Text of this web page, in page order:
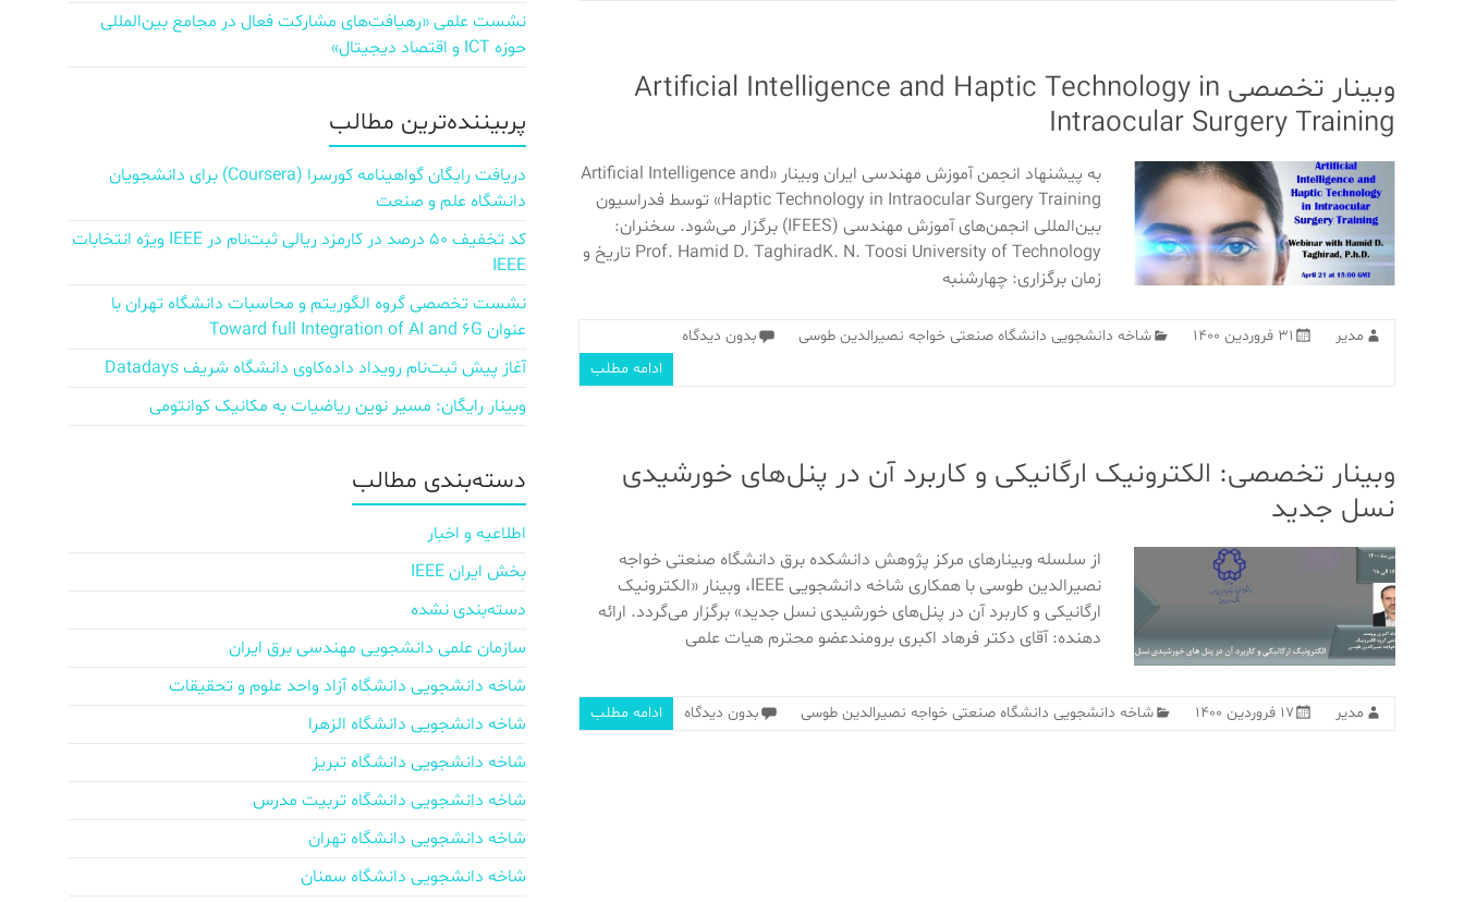
وبینار تخصصی Artificial Intelligence and Haptic Technology in
Intraocular Surgery Training
به پیشنهاد انجمن آموزش مهندسی ایران وبینار «Artificial Intelligence and
Haptic Technology in Intraocular Surgery Training» توسط فدراسیون
بین‌المللی انجمن‌های آموزش مهندسی (IFEES) برگزار می‌شود. سخنران:
Prof. Hamid D. TaghiradK. N. Toosi University of Technology تاریخ و
زمان برگزاری: چهارشنبه
مدیر ۳۱ فروردین ۱۴۰۰ شاخه دانشجویی دانشگاه صنعتی خواجه نصیرالدین طوسی
بدون دیدگاه
ادامه مطلب
وبینار تخصصی: الکترونیک ارگانیکی و کاربرد آن در پنل‌های خورشیدی
نسل جدید
از سلسله وبینارهای مرکز پژوهش دانشکده برق دانشگاه صنعتی خواجه
نصیرالدین طوسی با همکاری شاخه دانشجویی IEEE، وبینار «الکترونیک
ارگانیکی و کاربرد آن در پنل‌های خورشیدی نسل جدید» برگزار می‌گردد. ارائه
دهنده: آقای دکتر فرهاد اکبری برومندعضو محترم هیات علمی
مدیر ۱۷ فروردین ۱۴۰۰ شاخه دانشجویی دانشگاه صنعتی خواجه نصیرالدین طوسی بدون دیدگاه ادامه مطلب
نشست علمی «رهیافت‌های مشارکت فعال در مجامع بین‌المللی
حوزه ICT و اقتصاد دیجیتال»
پربیننده‌ترین مطالب
دریافت رایگان گواهینامه کورسرا (Coursera) برای دانشجویان
دانشگاه علم و صنعت
کد تخفیف ۵۰ درصد در کارمزد ریالی ثبت‌نام در IEEE ویژه انتخابات
IEEE
نشست تخصصی گروه الگوریتم و محاسبات دانشگاه تهران با
عنوان Toward full Integration of AI and 6G
آغاز پیش‌ ثبت‌نام رویداد داده‌کاوی دانشگاه شریف Datadays
وبینار رایگان: مسیر نوین ریاضیات به مکانیک کوانتومی
دسته‌بندی مطالب
اطلاعیه و اخبار
بخش ایران IEEE
دسته‌بندی نشده
سازمان علمی دانشجویی مهندسی برق ایران
شاخه دانشجویی دانشگاه آزاد واحد علوم و تحقیقات
شاخه دانشجویی دانشگاه الزهرا
شاخه دانشجویی دانشگاه تبریز
شاخه دانشجویی دانشگاه تربیت مدرس
شاخه دانشجویی دانشگاه تهران
شاخه دانشجویی دانشگاه سمنان